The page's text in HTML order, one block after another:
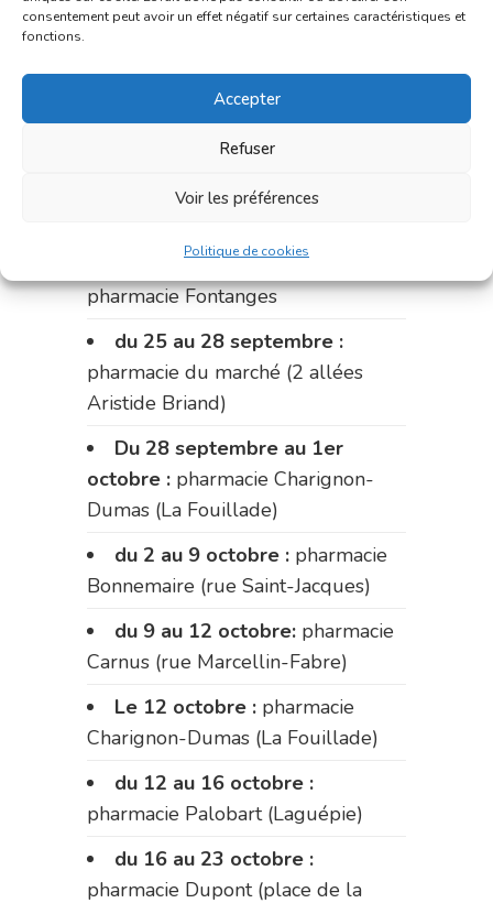
consentement peut avoir un effet négatif sur certaines caractéristiques et
fonctions.
Accepter
Refuser
Voir les préférences
Politique de cookies
du 11 au 14 septembre :
République)
Le 14 septembre :
Charignon-Dumas (La Fouillade)
du 14 au 18 septembre :
du 18 au 25 septembre :
pharmacie Fontanges
du 25 au 28 septembre :
pharmacie du marché (2 allées
Aristide Briand)
Du 28 septembre au 1er
octobre : pharmacie Charignon-
Dumas (La Fouillade)
du 2 au 9 octobre : pharmacie
Bonnemaire (rue Saint-Jacques)
du 9 au 12 octobre: pharmacie
Carnus (rue Marcellin-Fabre)
Le 12 octobre : pharmacie
Charignon-Dumas (La Fouillade)
du 12 au 16 octobre :
pharmacie Palobart (Laguépie)
du 16 au 23 octobre :
pharmacie Dupont (place de la